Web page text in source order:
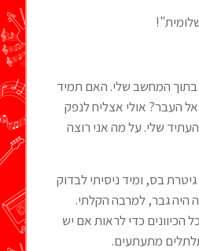
המחשב שלי. האם תמיד
העבר? אולי אצליח לנפק
שלי. על מה אני רוצה
בס, ומיד ניסיתי לבדוק
היה גבר, למרבה הקלתי.
הכיוונים כדי לראות אם יש
מתעתעים.